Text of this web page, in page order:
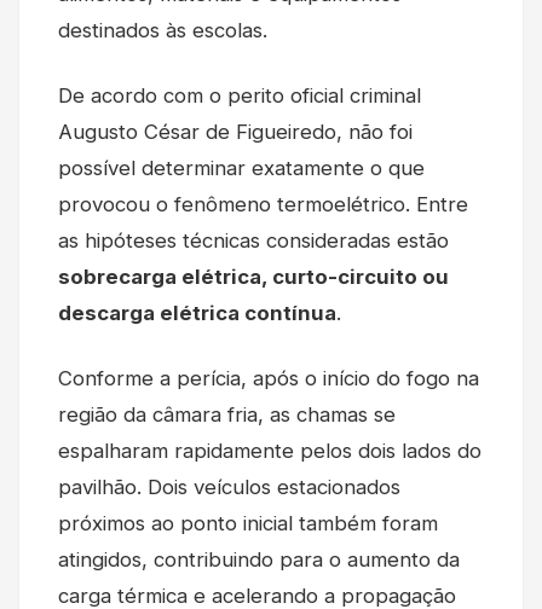
destinados às escolas.
De acordo com o perito oficial criminal
Augusto César de Figueiredo, não foi
possível determinar exatamente o que
provocou o fenômeno termoelétrico. Entre
as hipóteses técnicas consideradas estão
sobrecarga elétrica, curto-circuito ou
descarga elétrica contínua.
Conforme a perícia, após o início do fogo na
região da câmara fria, as chamas se
espalharam rapidamente pelos dois lados do
pavilhão. Dois veículos estacionados
próximos ao ponto inicial também foram
atingidos, contribuindo para o aumento da
carga térmica e acelerando a propagação